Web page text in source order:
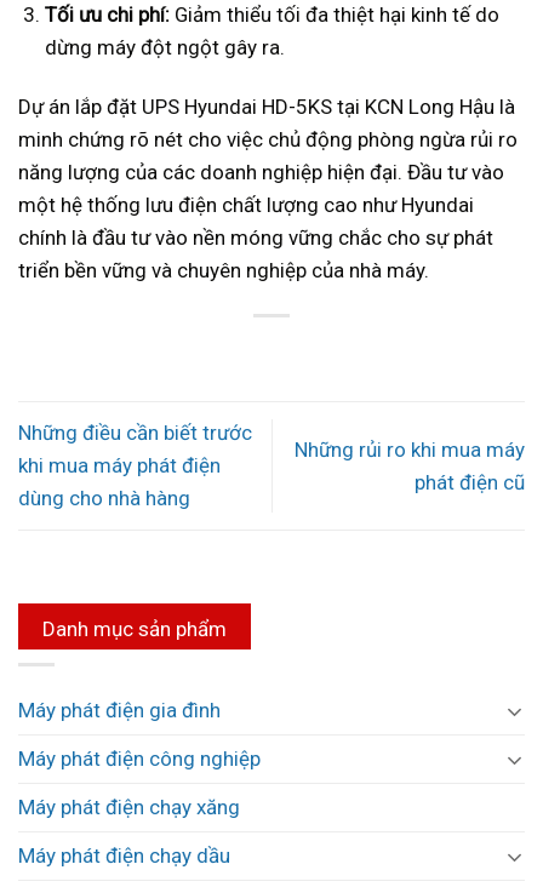
Tối ưu chi phí: Giảm thiểu tối đa thiệt hại kinh tế do
dừng máy đột ngột gây ra.
Dự án lắp đặt UPS Hyundai HD-5KS tại KCN Long Hậu là
minh chứng rõ nét cho việc chủ động phòng ngừa rủi ro
năng lượng của các doanh nghiệp hiện đại. Đầu tư vào
một hệ thống lưu điện chất lượng cao như Hyundai
chính là đầu tư vào nền móng vững chắc cho sự phát
triển bền vững và chuyên nghiệp của nhà máy.
Những điều cần biết trước
khi mua máy phát điện
dùng cho nhà hàng
Những rủi ro khi mua máy
phát điện cũ
Danh mục sản phẩm
Máy phát điện gia đình
Máy phát điện công nghiệp
Máy phát điện chạy xăng
Máy phát điện chạy dầu